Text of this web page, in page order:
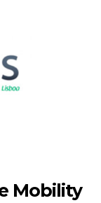
Mobility